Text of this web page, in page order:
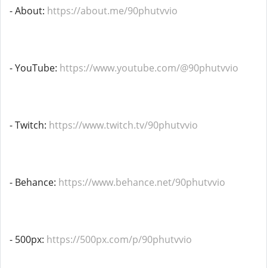
- About: https://about.me/90phutvvio
- YouTube: https://www.youtube.com/@90phutvvio
- Twitch: https://www.twitch.tv/90phutvvio
- Behance: https://www.behance.net/90phutvvio
- 500px: https://500px.com/p/90phutvvio